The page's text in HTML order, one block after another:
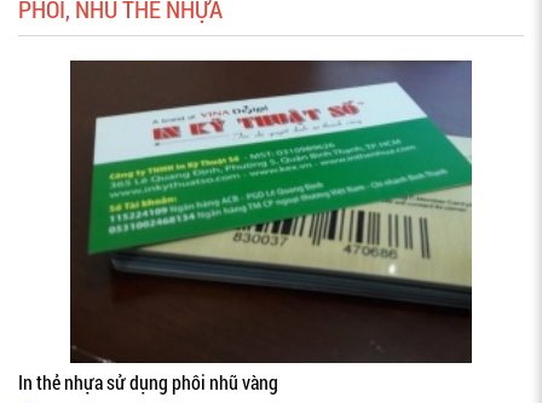
PHÔI, NHŨ THẺ NHỰA
In thẻ nhựa sử dụng phôi nhũ vàng